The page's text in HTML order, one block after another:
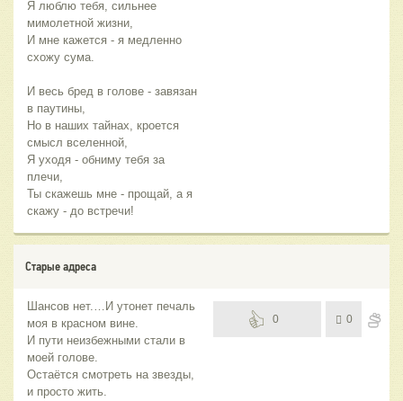
Я люблю тебя, сильнее
мимолетной жизни,
И мне кажется - я медленно
схожу сума.
И весь бред в голове - завязан
в паутины,
Но в наших тайнах, кроется
смысл вселенной,
Я уходя - обниму тебя за
плечи,
Ты скажешь мне - прощай, а я
скажу - до встречи!
Старые адреса
Шансов нет.…И утонет печаль
моя в красном вине.
И пути неизбежными стали в
моей голове.
Остаётся смотреть на звезды,
и просто жить.
0 0